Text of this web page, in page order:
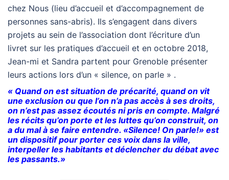
chez Nous (lieu d’accueil et d’accompagnement de
personnes sans-abris). Ils s’engagent dans divers
projets au sein de l’association dont l’écriture d’un
livret sur les pratiques d’accueil et en octobre 2018,
Jean-mi et Sandra partent pour Grenoble présenter
leurs actions lors d’un « silence, on parle » .
« Quand on est situation de précarité, quand on vit
une exclusion ou que l’on n’a pas accès à ses droits,
on n’est pas assez écoutés ni pris en compte. Malgré
les récits qu’on porte et les luttes qu’on construit, on
a du mal à se faire entendre. «Silence! On parle!» est
un dispositif pour porter ces voix dans la ville,
interpeller les habitants et déclencher du débat avec
les passants.»